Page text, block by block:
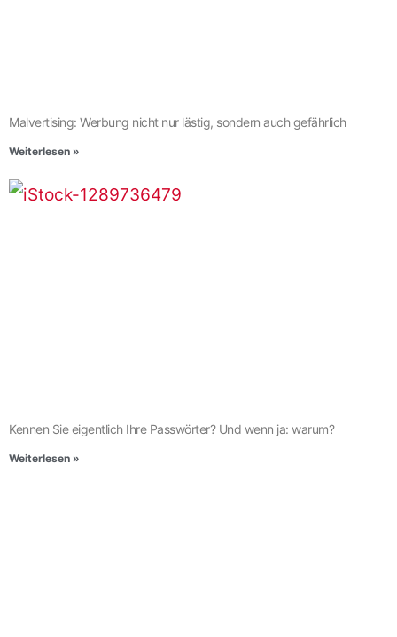
Malvertising: Werbung nicht nur lästig, sondern auch gefährlich
Weiterlesen »
Kennen Sie eigentlich Ihre Passwörter? Und wenn ja: warum?
Weiterlesen »